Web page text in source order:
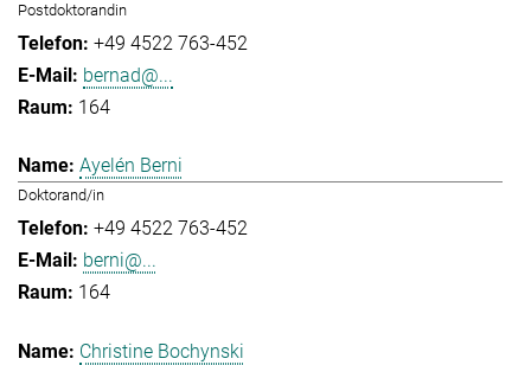
Postdoktorandin
+49 4522 763-452
bernad@...
164
Ayelén Berni
Doktorand/in
+49 4522 763-452
berni@...
164
Christine Bochynski